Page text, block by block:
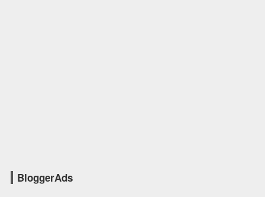
BloggerAds